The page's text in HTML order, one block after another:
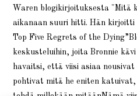
Waren blogikirjoituksesta "Mitä
aikanaan suuri hitti. Hän kirjoitti
Top Five Regrets of the
keskusteluihin, joita Bronnie
havaitsi, että viisi asiaa nousivat
pohtivat mitä he eniten